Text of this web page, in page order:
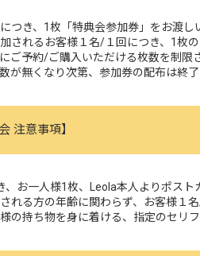
き、1枚「特典会参加券」をお渡し
されるお客様１名/１回につき、1枚の
ご予約/ご購入いただける枚数を制限
が無くなり次第、参加券の配布は終了
注意事項】
お一人様1枚、Leola本人よりポスト
れる方の年齢に関わらず、お客様１
の持ち物を身に着ける、指定のセリ